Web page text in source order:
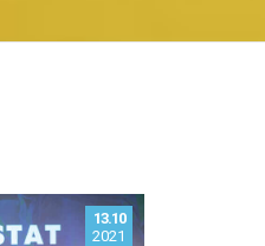
13.10
2021